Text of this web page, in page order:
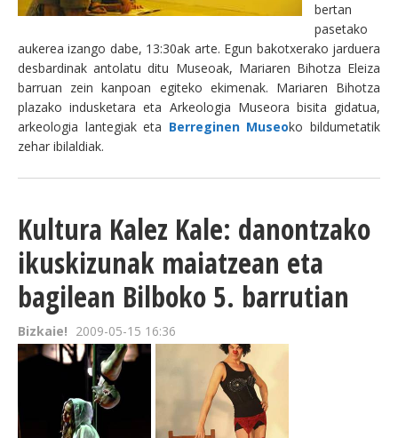
bertan
pasetako
aukerea izango dabe, 13:30ak arte. Egun bakotxerako jarduera
desbardinak antolatu ditu Museoak, Mariaren Bihotza Eleiza
barruan zein kanpoan egiteko ekimenak. Mariaren Bihotza
plazako indusketara eta Arkeologia Museora bisita gidatua,
arkeologia lantegiak eta Berreginen Museoko bildumetatik
zehar ibilaldiak.
Kultura Kalez Kale: danontzako
ikuskizunak maiatzean eta
bagilean Bilboko 5. barrutian
Bizkaie! 2009-05-15 16:36